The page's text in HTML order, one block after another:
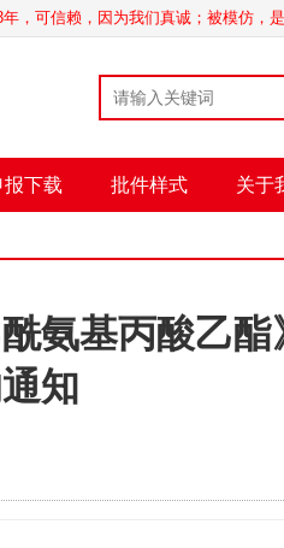
年，可信赖，因为我们真诚；被模仿，
报下载 批件样式 关于
氨基丙酸乙酯
知